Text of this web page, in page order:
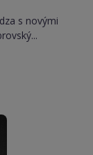
s novými